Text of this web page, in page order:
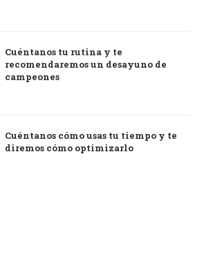
Cuéntanos tu rutina y te
recomendaremos un desayuno de
campeones
Cuéntanos cómo usas tu tiempo y te
diremos cómo optimizarlo